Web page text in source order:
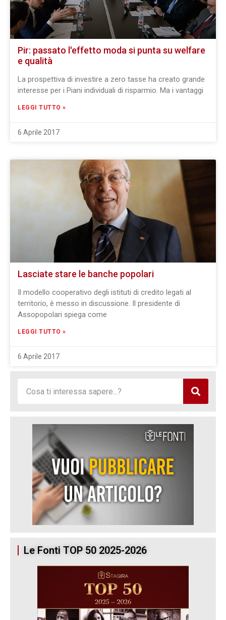
Pir: passato l'effetto moda si punta su welfare
e qualità
La prospettiva di investire a zero tasse ha creato grande
interesse per i Piani individuali di risparmio. Ma i vantaggi
LEGGI TUTTO »
6 Aprile 2017
Lasciate stare le banche popolari
Il modello cooperativo degli istituti di credito legati al
territorio, è messo in discussione. Il presidente di
Assopopolari spiega come
LEGGI TUTTO »
6 Aprile 2017
Le Fonti TOP 50 2025-2026